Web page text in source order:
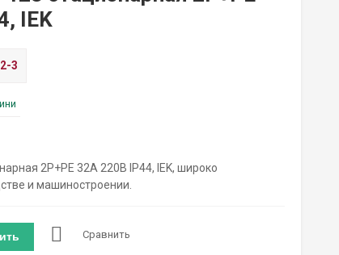
IEK
3
2P+PE 32А 220В IP44, IEK, широко
и машиностроении.
Сравнить